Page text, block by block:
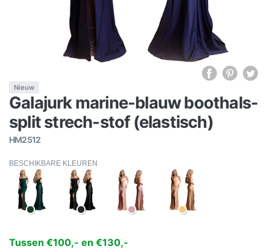
Nieuw
Galajurk marine-blauw boothals-
split strech-stof (elastisch)
HM2512
BESCHIKBARE KLEUREN
Tussen €100,- en €130,-